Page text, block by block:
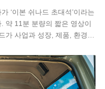
‘이본 쉬나드 초대석’​이라는
약 11분 분량의 짧은 영상이
가 사업과 성장, 제품, 환경에